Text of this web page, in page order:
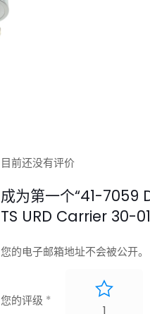
目前还没有评价
成为第一个“41-
TS URD Carrier 30-
您的电子邮箱地址不会被公开。
您的评级 *
1